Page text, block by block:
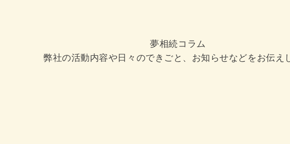
夢相続コラム
弊社の活動内容や日々のできごと、お知らせなどをお伝え